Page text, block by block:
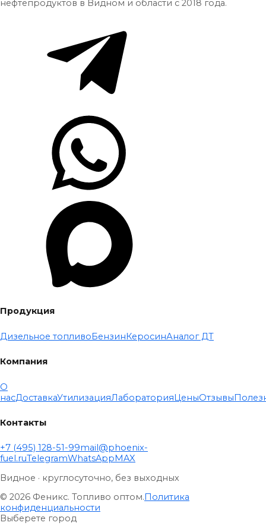
нефтепродуктов в Видном и области с 2018 года.
Продукция
Дизельное топливоБензинКеросинАналог ДТ
Компания
О
насДоставкаУтилизацияЛабораторияЦеныОтзывы
Контакты
+7 (495) 128-51-99mail@phoenix-
fuel.ruTelegramWhatsAppMAX
Видное · круглосуточно, без выходных
© 2026 Феникс. Топливо оптом. Политика
конфиденциальности
Выберете город